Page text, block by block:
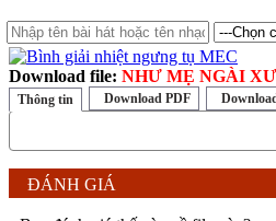
Download file: NHƯ MẸ NGÀI
Thông tin Download PDF
ĐÁNH GIÁ